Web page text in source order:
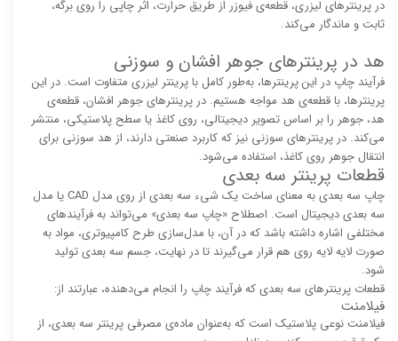
در پرینترهای لیزری، قطعه‌ی فیوزر از طریق حرارت، اثر چاپی را روی برگه،
ثابت و ماندگار می‌کند.
هد در پرینترهای جوهر افشان و سوزنی
فرآیند چاپ در این پرینترها، به‌طور کامل با پرینتر لیزری متفاوت است. در این
پرینترها، با قطعه‌ی هد مواجه هستیم. در پرینترهای جوهر افشان، قطعه‌ی
هد، جوهر را بر اساس تصویر دیجیتالی، روی کاغذ یا سطح پلاستیکی، منتشر
می‌کند. در پرینترهای سوزنی نیز که کاربرد صنعتی دارند، از هد سوزنی برای
انتقال جوهر روی کاغذ، استفاده می‌شود.
قطعات پرینتر سه بعدی
چاپ سه بعدی به معنای ساخت یک شیء سه بعدی از روی مدل CAD یا مدل
سه بعدی دیجیتال است. اصطلاح «چاپ سه بعدی» می‌تواند به فرآیندهای
مختلفی اشاره داشته باشد که در آن، با مدل‌سازی طرح کامپیوتری، مواد به
صورت لایه لایه روی هم قرار می‌گیرند تا در نهایت، جسم سه بعدی تولید
شود.
قطعات پرینترهای سه بعدی که فرآیند چاپ را انجام می‌دهنده، عبارتند از:
فیلامنت
فیلامنت نوعی پلاستیک است که به‌عنوان ماده‌ی مصرفی پرینتر سه بعدی، از